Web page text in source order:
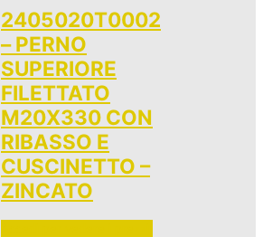
2405020T0002
– PERNO
SUPERIORE
FILETTATO
M20X330 CON
RIBASSO E
CUSCINETTO –
ZINCATO